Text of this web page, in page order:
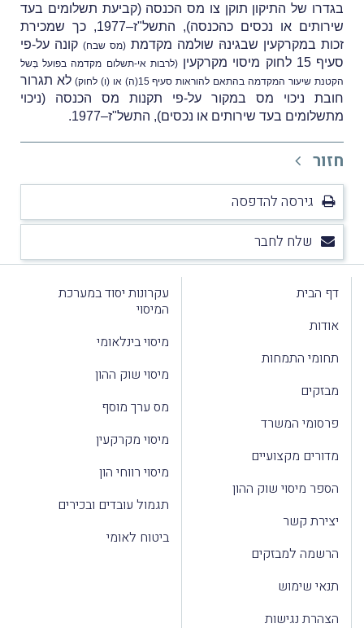
בגדרו של התיקון תוקן צו מס הכנסה (קביעת תשלומים בעד
שירותים או נכסים כהכנסה), התשל"ז–1977, כך שמכירת
זכות במקרקעין שבגינהּ שולמה מקדמת (מס שבח) קונה על-פי
סעיף 15 לחוק מיסוי מקרקעין
(לרבות אי-תשלום מקדמה בפועל בְּשל
הקטנת שיעור המקדמה בהתאם להוראות סעיף 15(ה) או (ו) לחוק)
לא תגרור
חובת ניכוי מס במקור על-פי תקנות מס הכנסה (ניכוי
מתשלומים בעד שירותים או נכסים), התשל"ז–1977.
חזור
גירסה להדפסה
שלח לחבר
דף הבית
אודות
תחומי התמחות
מבזקים
פרסומי המשרד
מדורים מקצועיים
הספר מיסוי שוק ההון
יצירת קשר
הרשמה למבזקים
תנאי שימוש
הצהרת נגישות
עקרונות יסוד במערכת
המיסוי
מיסוי בינלאומי
מיסוי שוק ההון
מס ערך מוסף
מיסוי מקרקעין
מיסוי רווחי הון
תגמול עובדים ובכירים
ביטוח לאומי